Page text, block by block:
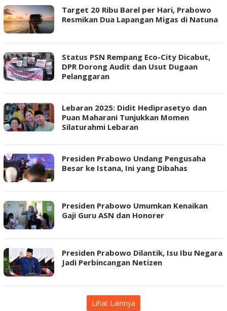
Target 20 Ribu Barel per Hari, Prabowo
Resmikan Dua Lapangan Migas di Natuna
Status PSN Rempang Eco-City Dicabut,
DPR Dorong Audit dan Usut Dugaan
Pelanggaran
Lebaran 2025: Didit Hediprasetyo dan
Puan Maharani Tunjukkan Momen
Silaturahmi Lebaran
Presiden Prabowo Undang Pengusaha
Besar ke Istana, Ini yang Dibahas
Presiden Prabowo Umumkan Kenaikan
Gaji Guru ASN dan Honorer
Presiden Prabowo Dilantik, Isu Ibu Negara
Jadi Perbincangan Netizen
Lihat Lainnya